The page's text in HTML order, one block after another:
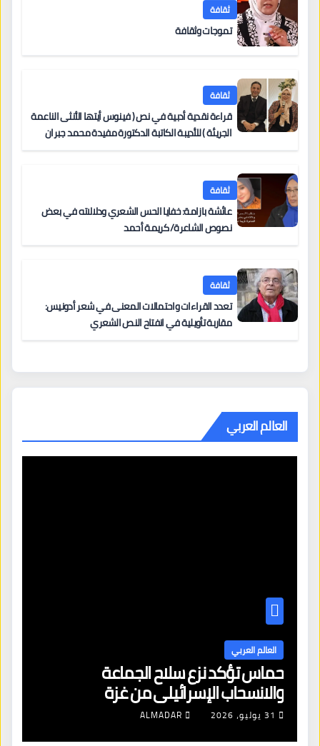
ثقافة
تموجات وثقافة
ثقافة
قراءة نقدية أدبية في نص ( فينوس أيتها الأنثى الناعمة
الجريئة ) للأديبة الكاتبة الدكتورة مفيدة محمد جبران
ثقافة
عائشة بازامة: خفايا الحس الشعري ودلالاته في بعض
نصوص الشاعرة/ كريمة أحمد
ثقافة
تعدد القراءات واحتمالات المعنى في شعر أدونيس:
مقاربة تأويلية في انفتاح النص الشعري
العالم العربي
العالم العربي
حماس تؤكد نزع سلاح الجماعة
والانسحاب الإسرائيلي من غزة
31 يوليو، 2026 ALMADAR